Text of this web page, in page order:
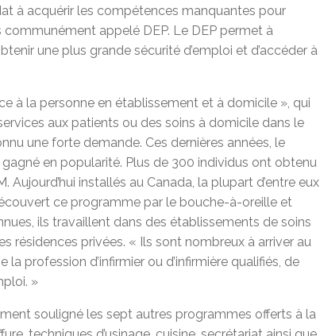
à acquérir les compétences manquantes pour
appelé DEP. Le DEP permet à
une plus grande sécurité d’emploi et d’accéder à
à la personne en établissement et à domicile », qui
aux patients ou des soins à domicile dans le
une forte demande. Ces dernières années, le
en popularité. Plus de 300 individus ont obtenu
installés au Canada, la plupart d’entre eux
ce programme par le bouche-à-oreille et
ils travaillent dans des établissements de soins
résidences privées. « Ils sont nombreux à arriver au
profession d’infirmier ou d’infirmière qualifiés, de
»
souligné les sept autres programmes offerts à la